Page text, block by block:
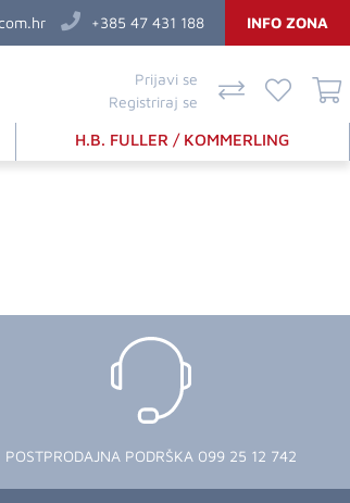
+385 47 431 188 INFO ZONA
Prijavi se
Registriraj se
H.B. FULLER / KOMMERLING
POSTPRODAJNA PODRŠKA 099 25 12 742